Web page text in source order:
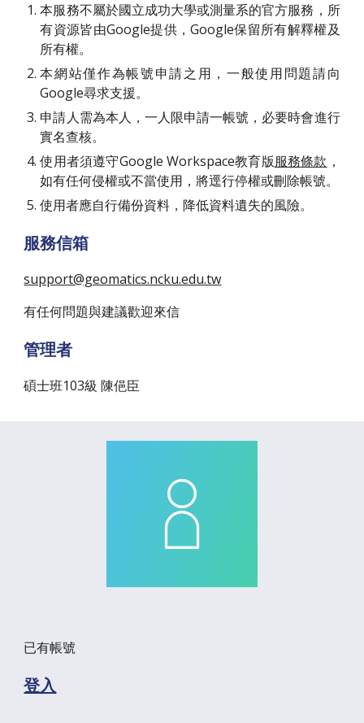
本服務不屬於國立成功大學或測量系的官方服務，所
有資源皆由Google提供，Google保留所有解釋權及
所有權。
本網站僅作為帳號申請之用，一般使用問題請向
Google尋求支援。
申請人需為本人，一人限申請一帳號，必要時會進行
實名查核。
使用者須遵守Google Workspace教育版服務條款 ，
如有任何侵權或不當使用，將逕行停權或刪除帳號。
使用者應自行備份資料，降低資料遺失的風險。
服務信箱
support@geomatics.ncku.edu.tw
有任何問題與建議歡迎來信
管理者
碩士班103級 陳俋臣
已有帳號
登入